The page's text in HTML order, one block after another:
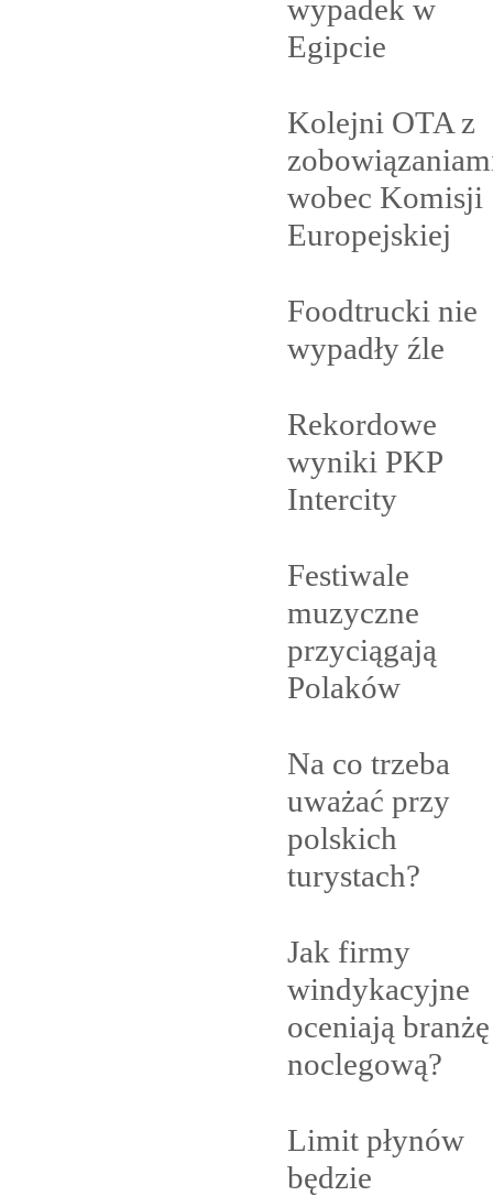
wypadek w
Egipcie
Kolejni OTA z
wobec Komisji
Europejskiej
Foodtrucki nie
wypadły źle
Rekordowe
wyniki PKP
Intercity
Festiwale
muzyczne
przyciągają
Polaków
Na co trzeba
uważać przy
polskich
turystach?
Jak firmy
windykacyjne
oceniają branżę
noclegową?
Limit płynów
będzie